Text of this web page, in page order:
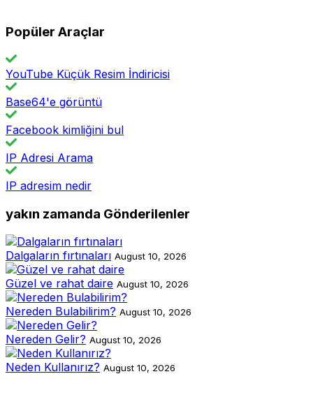
Popüler Araçlar
YouTube Küçük Resim İndiricisi
Base64'e görüntü
Facebook kimliğini bul
IP Adresi Arama
IP adresim nedir
yakın zamanda Gönderilenler
Dalgaların fırtınaları August 10, 2026
Güzel ve rahat daire August 10, 2026
Nereden Bulabilirim? August 10, 2026
Nereden Gelir? August 10, 2026
Neden Kullanırız? August 10, 2026